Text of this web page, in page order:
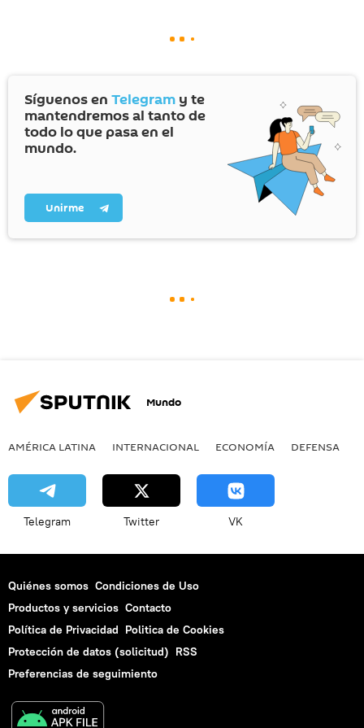
Síguenos en Telegram y te
mantendremos al tanto de
todo lo que pasa en el
mundo.
Unirme
Mundo
AMÉRICA LATINA INTERNACIONAL ECONOMÍA DEFENSA
Telegram Twitter VK
Quiénes somos Condiciones de Uso
Productos y servicios Contacto
Política de Privacidad Politica de Cookies
Protección de datos (solicitud) RSS
Preferencias de seguimiento